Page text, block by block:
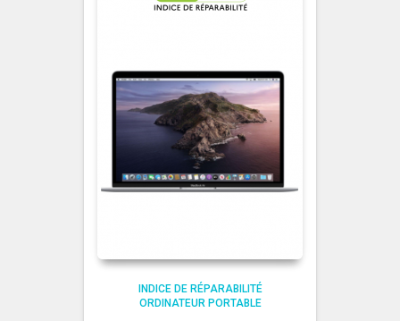
INDICE DE RÉPARABILITÉ
ORDINATEUR PORTABLE